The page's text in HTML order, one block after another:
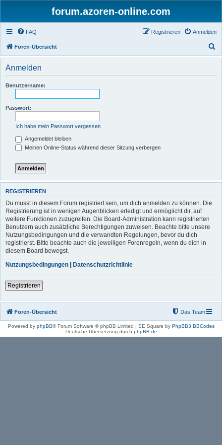
forum.azoren-online.com
FAQ Anmelden
Registrieren
Foren-Übersicht
u
Anmelden
Benutzername:
Passwort:
Ich habe mein Passwort vergessen
Angemeldet bleiben
Meinen Online-Status während dieser Sitzung verbergen
REGISTRIEREN
Du musst in diesem Forum registriert sein, um dich anmelden zu können. Die
Registrierung ist in wenigen Augenblicken erledigt und ermöglicht dir, auf
weitere Funktionen zuzugreifen. Die Board-Administration kann registrierten
Benutzern auch zusätzliche Berechtigungen zuweisen. Beachte bitte unsere
Nutzungsbedingungen und die verwandten Regelungen, bevor du dich
registrierst. Bitte beachte auch die jeweiligen Forenregeln, wenn du dich in
diesem Board bewegst.
Nutzungsbedingungen | Datenschutzrichtlinie
Registrieren
Foren-Übersicht Das Team
Powered by phpBB® Forum Software © phpBB Limited | SE Square by PhpBB3 BBCodes
Deutsche Übersetzung durch phpBB.de